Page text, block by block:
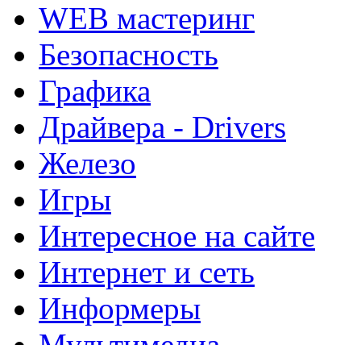
WEB мастеринг
Безопасность
Графика
Драйвера - Drivers
Железо
Игры
Интересное на сайте
Интернет и сеть
Информеры